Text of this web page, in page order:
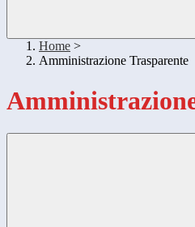
Home >
Amministrazione Trasparente